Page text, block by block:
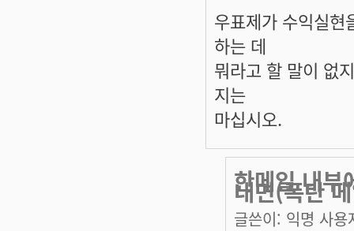
우표제가 수익실현
하는 데
뭐라고 할 말이 없
지는
마십시오.
한메일 내
내면(폭탄
글쓴이: 익명 사용